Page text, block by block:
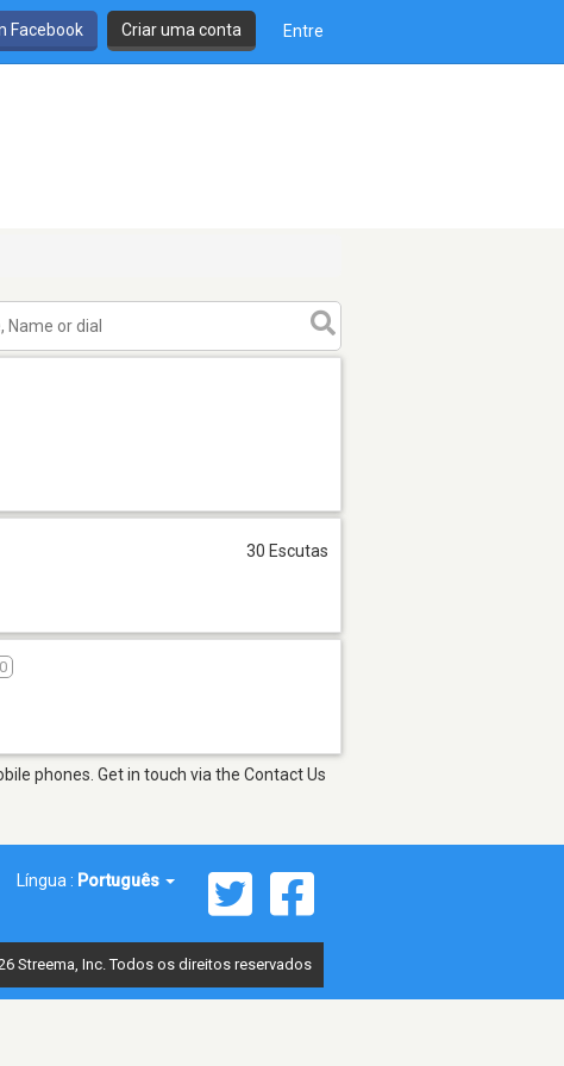
Facebook Criar uma conta Entre
30 Escutas
phones. Get in touch via the Contact Us
Língua : Português
Streema, Inc. Todos os direitos reservados